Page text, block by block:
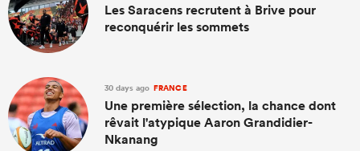
Les Saracens recrutent à Brive pour
reconquérir les sommets
30 days ago FRANCE
Une première sélection, la chance dont
rêvait l'atypique Aaron Grandidier-
Nkanang